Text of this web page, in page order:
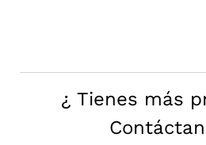
¿ Tienes más